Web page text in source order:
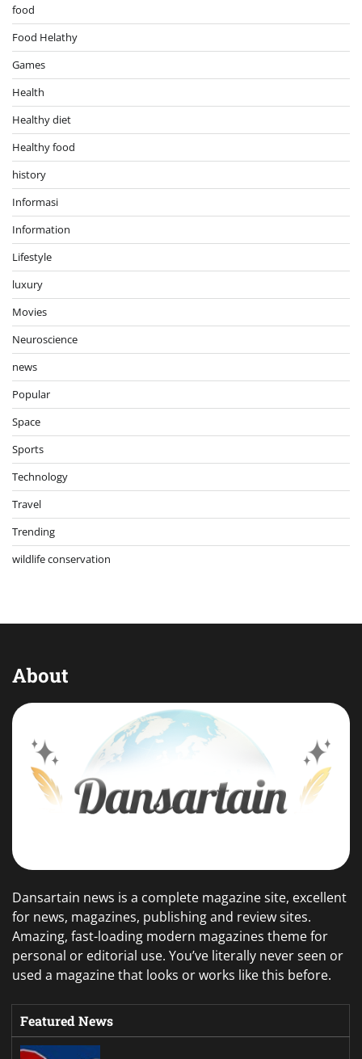
food
Food Helathy
Games
Health
Healthy diet
Healthy food
history
Informasi
Information
Lifestyle
luxury
Movies
Neuroscience
news
Popular
Space
Sports
Technology
Travel
Trending
wildlife conservation
About
Dansartain news is a complete magazine site, excellent
for news, magazines, publishing and review sites.
Amazing, fast-loading modern magazines theme for
personal or editorial use. You’ve literally never seen or
used a magazine that looks or works like this before.
Featured News